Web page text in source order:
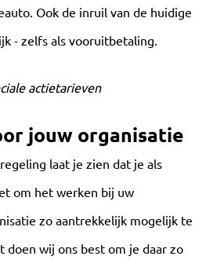
Ook de inruil van de huidige
- zelfs als vooruitbetaling.
actietarieven
jouw organisatie
laat je zien dat je als
om het werken bij uw
zo aantrekkelijk mogelijk te
doen wij ons best om je daar zo